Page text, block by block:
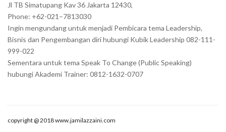
Jl TB Simatupang Kav 36 Jakarta 12430,
Phone: +62-021–7813030
Ingin mengundang untuk menjadi Pembicara tema Leadership,
Bisnis dan Pengembangan diri hubungi Kubik Leadership 082-111-
999-022
Sementara untuk tema Speak To Change (Public Speaking)
hubungi Akademi Trainer: 0812-1632-0707
copyright @ 2018 www.jamilazzaini.com